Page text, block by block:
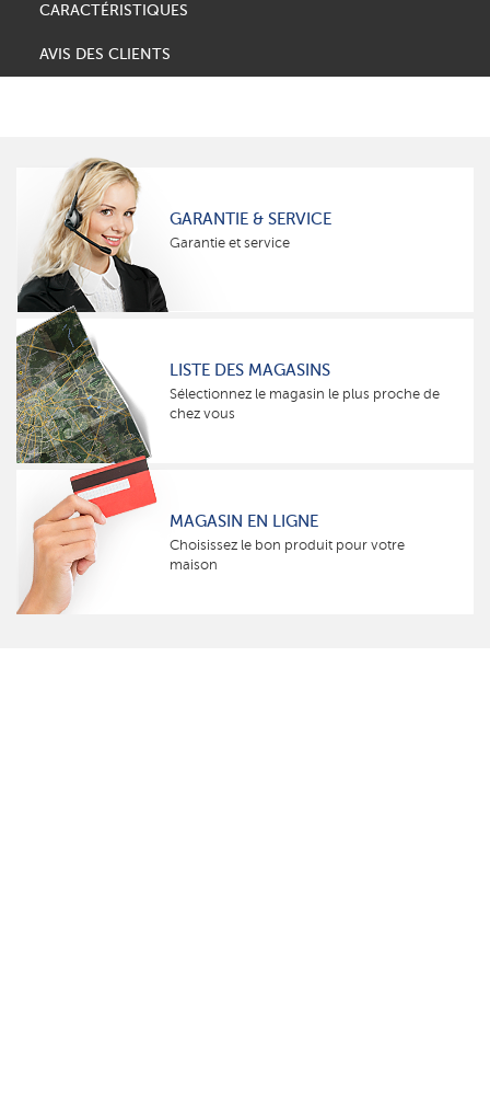
CARACTÉRISTIQUES
AVIS DES CLIENTS
GARANTIE & SERVICE
Garantie et service
LISTE DES MAGASINS
Sélectionnez le magasin le plus proche de
chez vous
MAGASIN EN LIGNE
Choisissez le bon produit pour votre
maison